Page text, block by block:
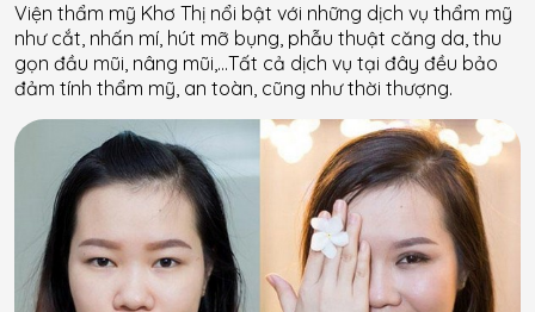
Viện thẩm mỹ Khơ Thị nổi bật với những dịch vụ thẩm mỹ
như cắt, nhấn mí, hút mỡ bụng, phẫu thuật căng da, thu
gọn đầu mũi, nâng mũi,…Tất cả dịch vụ tại đây đều bảo
đảm tính thẩm mỹ, an toàn, cũng như thời thượng.